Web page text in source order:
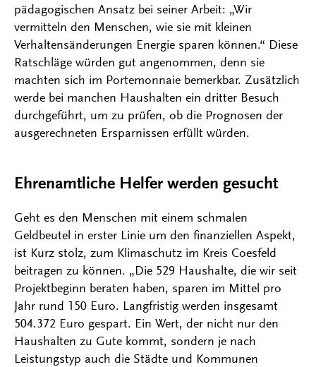
pädagogischen Ansatz bei seiner Arbeit: „Wir
vermitteln den Menschen, wie sie mit kleinen
Verhaltensänderungen Energie sparen können.“ Diese
Ratschläge würden gut angenommen, denn sie
machten sich im Portemonnaie bemerkbar. Zusätzlich
werde bei manchen Haushalten ein dritter Besuch
durchgeführt, um zu prüfen, ob die Prognosen der
ausgerechneten Ersparnissen erfüllt würden.
Ehrenamtliche Helfer werden gesucht
Geht es den Menschen mit einem schmalen
Geldbeutel in erster Linie um den finanziellen Aspekt,
ist Kurz stolz, zum Klimaschutz im Kreis Coesfeld
beitragen zu können. „Die 529 Haushalte, die wir seit
Projektbeginn beraten haben, sparen im Mittel pro
Jahr rund 150 Euro. Langfristig werden insgesamt
504.372 Euro gespart. Ein Wert, der nicht nur den
Haushalten zu Gute kommt, sondern je nach
Leistungstyp auch die Städte und Kommunen